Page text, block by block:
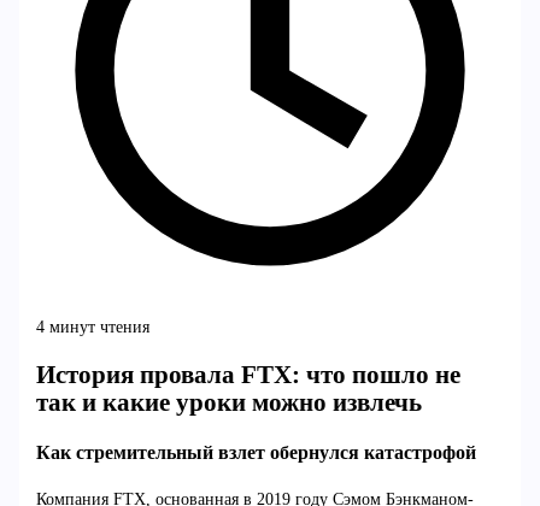
4 минут чтения
История провала FTX: что пошло не
так и какие уроки можно извлечь
Как стремительный взлет обернулся катастрофой
Компания FTX, основанная в 2019 году Сэмом Бэнкманом-